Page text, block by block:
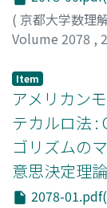
( 京都大学数理
Volume 2078 ,
Item
アメリカン
テカルロ法 :
ゴリズムの
意思決定理
2078-